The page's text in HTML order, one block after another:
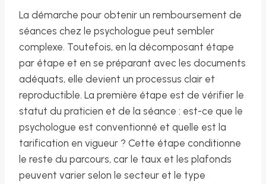
La démarche pour obtenir un remboursement de
séances chez le psychologue peut sembler
complexe. Toutefois, en la décomposant étape
par étape et en se préparant avec les documents
adéquats, elle devient un processus clair et
reproductible. La première étape est de vérifier le
statut du praticien et de la séance : est-ce que le
psychologue est conventionné et quelle est la
tarification en vigueur ? Cette étape conditionne
le reste du parcours, car le taux et les plafonds
peuvent varier selon le secteur et le type